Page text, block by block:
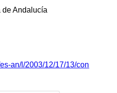
de Andalucía
an/l/2003/12/17/13/con